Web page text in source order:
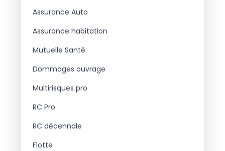
Assurance Auto
Assurance habitation
Mutuelle Santé
Dommages ouvrage
Multirisques pro
RC Pro
RC décennale
Flotte